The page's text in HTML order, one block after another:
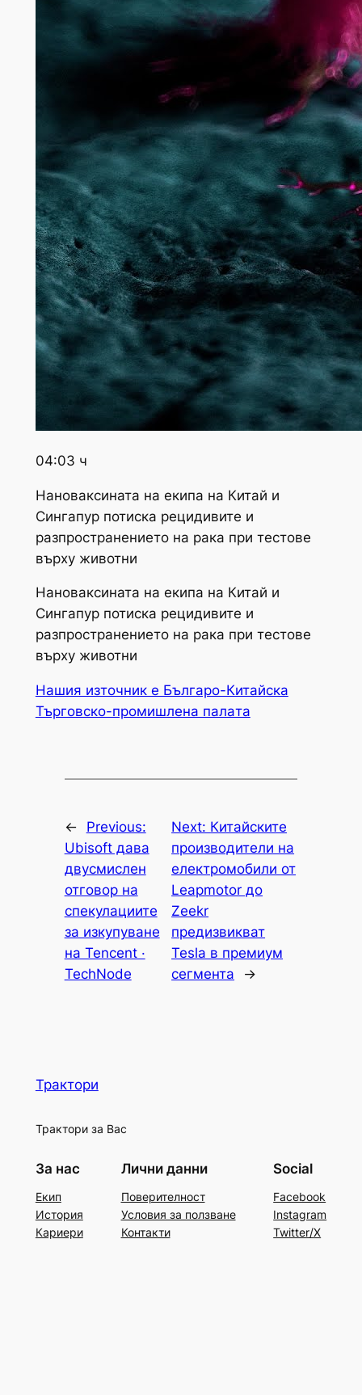
04:03 ч
Нановаксината на екипа на Китай и
Сингапур потиска рецидивите и
разпространението на рака при тестове
върху животни
Нановаксината на екипа на Китай и
Сингапур потиска рецидивите и
разпространението на рака при тестове
върху животни
Нашия източник е Българо-Китайска
Търговско-промишлена палaта
←
Previous:
Ubisoft дава
двусмислен
отговор на
спекулациите
за изкупуване
на Tencent ·
TechNode
Next: Китайските
производители на
електромобили от
Leapmotor до
Zeekr
предизвикват
Tesla в премиум
сегмента
→
Трактори
Трактори за Вас
За нас
Екип
История
Кариери
Лични данни
Поверителност
Условия за ползване
Контакти
Social
Facebook
Instagram
Twitter/X